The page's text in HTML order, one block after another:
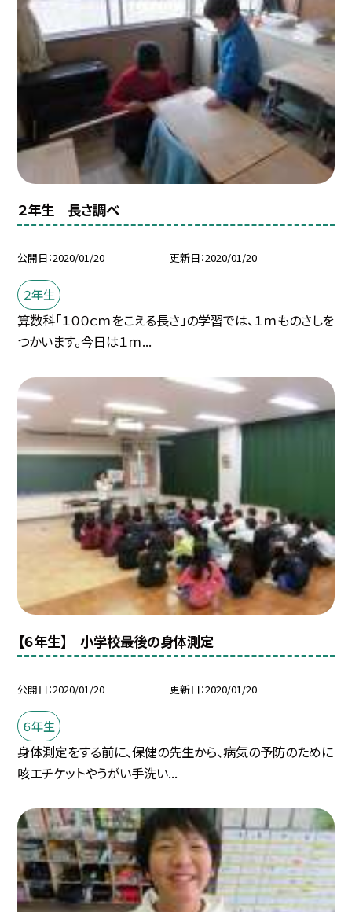
２年生 長さ調べ
公開日 2020/01/20 更新日 2020/01/20
２年生
算数科「１００ｃｍをこえる長さ」の学習では、１ｍものさしを
つかいます。今日は１ｍ...
【６年生】 小学校最後の身体測定
公開日 2020/01/20 更新日 2020/01/20
６年生
身体測定をする前に、保健の先生から、病気の予防のために
咳エチケットやうがい手洗い...